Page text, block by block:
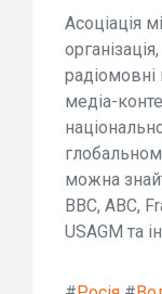
Асоціація
радіомовні
медіа-
можна
BBC, ABC,
USAGM та